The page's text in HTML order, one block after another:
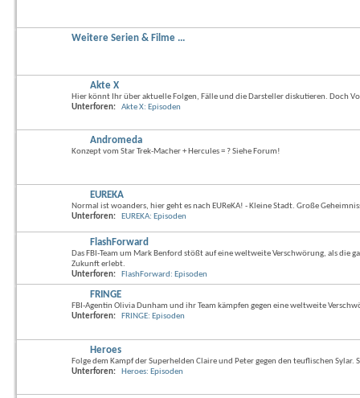
Weitere Serien & Filme ...
Akte X
Hier könnt Ihr über aktuelle Folgen, Fälle und die Darsteller diskutieren. Doch
Unterforen:
Akte X: Episoden
Andromeda
Konzept vom Star Trek-Macher + Hercules = ? Siehe Forum!
EUREKA
Normal ist woanders, hier geht es nach EUReKA! - Kleine Stadt. Große
Unterforen:
EUREKA: Episoden
FlashForward
Das FBI-Team um Mark Benford stößt auf eine weltweite Verschwörung, als die
Zukunft erlebt.
Unterforen:
FlashForward: Episoden
FRINGE
FBI-Agentin Olivia Dunham und ihr Team kämpfen gegen eine weltweite
Unterforen:
FRINGE: Episoden
Heroes
Folge dem Kampf der Superhelden Claire und Peter gegen den teuflischen Sylar.
Unterforen:
Heroes: Episoden